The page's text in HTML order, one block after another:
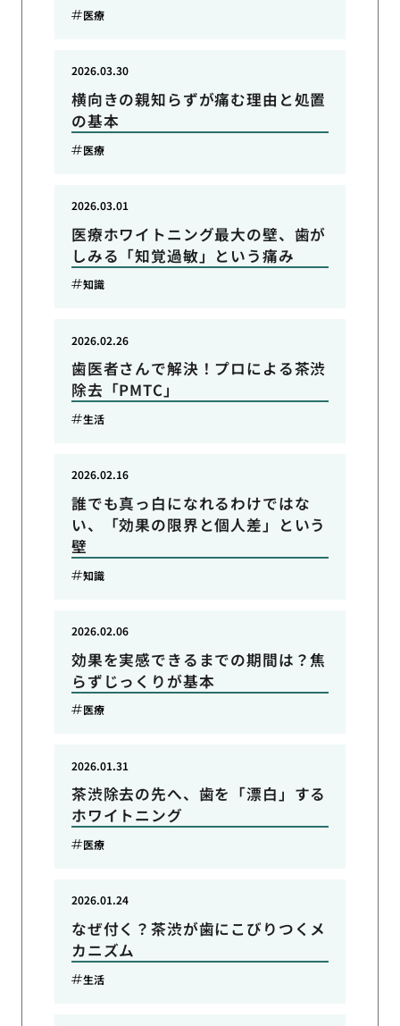
医療
横向きの親知らずが痛む理由と処置
の基本
2026.03.30
医療
医療ホワイトニング最大の壁、歯が
しみる「知覚過敏」という痛み
2026.03.01
知識
歯医者さんで解決！プロによる茶渋
除去「PMTC」
2026.02.26
生活
誰でも真っ白になれるわけではな
い、「効果の限界と個人差」という
壁
2026.02.16
知識
効果を実感できるまでの期間は？焦
らずじっくりが基本
2026.02.06
医療
茶渋除去の先へ、歯を「漂白」する
ホワイトニング
2026.01.31
医療
なぜ付く？茶渋が歯にこびりつくメ
カニズム
2026.01.24
生活